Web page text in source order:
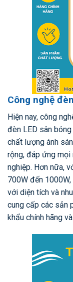
Công nghệ
Hiện nay, công
đèn LED sân
chất lượng ánh
rộng, đáp ứng mọi
nghiệp. Hơn nữa,
700W đến
với diện tích và
cung cấp các sản
khẩu chính hãng